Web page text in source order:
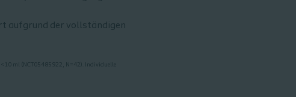
aufgrund der vollständigen
ml (NCT05485922, N=42). Individuelle